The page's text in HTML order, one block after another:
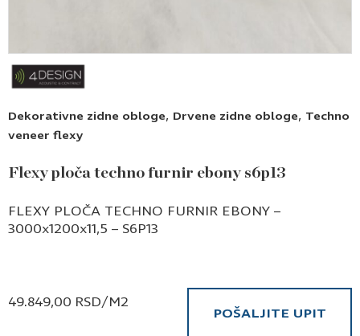
Dekorativne zidne obloge, Drvene zidne obloge, Techno
veneer flexy
Flexy ploča techno furnir ebony s6p13
FLEXY PLOČA TECHNO FURNIR EBONY –
3000x1200x11,5 – S6P13
49.849,00 RSD/M2
POŠALJITE UPIT